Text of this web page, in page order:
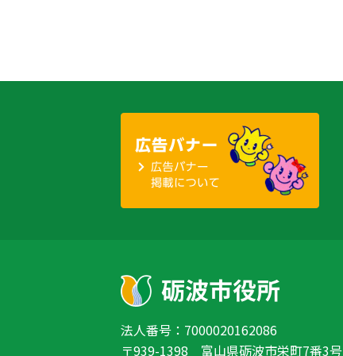
法人番号：7000020162086
〒939-1398 富山県砺波市栄町7番3号